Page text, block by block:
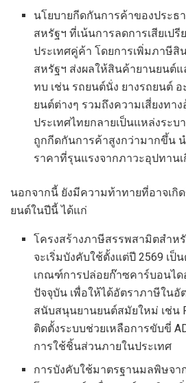
นโยบายกีดกันการค้าของประธ
สหรัฐฯ ที่เน้นการลดการเสียเป
ประเทศคู่ค้า โดยการเพิ่มภาษีสิ
สหรัฐฯ ส่งผลให้สินค้ายานยนต์
ทบ เช่น รถยนต์นั่ง ยางรถยนต์
ยนต์ต่างๆ รวมถึงความเสี่ยงทา
ประเทศไทยกลายเป็นแหล่งระบ
ถูกกีดกันการค้าสูงกว่ามากขึ้น
ราคาที่รุนแรงจากภาวะอุปทาน
นอกจากนี้ ยังมีความท้าทายที่อาจเ
ยนต์ในปีนี้ ได้แก่
โครงสร้างภาษีสรรพสามิตสำห
จะเริ่มบังคับใช้ตั้งแต่ปี 2569 เ
เกณฑ์การปล่อยก๊าซคาร์บอนได
ปัจจุบัน เพื่อให้ได้อัตราภาษีในอั
สนับสนุนยานยนต์สมัยใหม่ เช่น
ติดตั้งระบบช่วยเหลือการขับขี่
การใช้ชิ้นส่วนภายในประเทศ
การบังคับใช้มาตรฐานมลพิษจา